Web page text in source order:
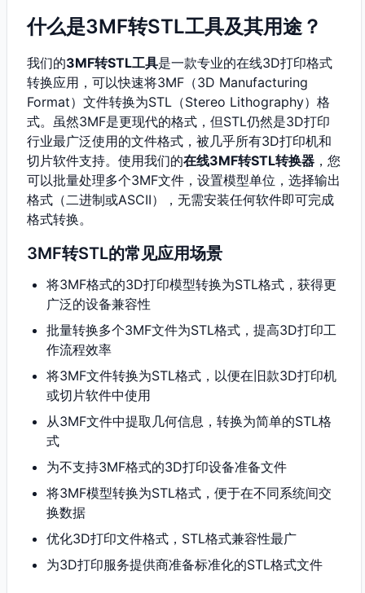
什么是3MF转STL工具及其用途？
我们的3MF转STL工具是一款专业的在线3D打印格式
转换应用，可以快速将3MF（3D Manufacturing
Format）文件转换为STL（Stereo Lithography）格
式。虽然3MF是更现代的格式，但STL仍然是3D打印
行业最广泛使用的文件格式，被几乎所有3D打印机和
切片软件支持。使用我们的在线3MF转STL转换器 ，您
可以批量处理多个3MF文件，设置模型单位，选择输出
格式（二进制或ASCII），无需安装任何软件即可完成
格式转换。
3MF转STL的常见应用场景
将3MF格式的3D打印模型转换为STL格式，获得更
广泛的设备兼容性
批量转换多个3MF文件为STL格式，提高3D打印工
作流程效率
将3MF文件转换为STL格式，以便在旧款3D打印机
或切片软件中使用
从3MF文件中提取几何信息，转换为简单的STL格
式
为不支持3MF格式的3D打印设备准备文件
将3MF模型转换为STL格式，便于在不同系统间交
换数据
优化3D打印文件格式，STL格式兼容性最广
为3D打印服务提供商准备标准化的STL格式文件